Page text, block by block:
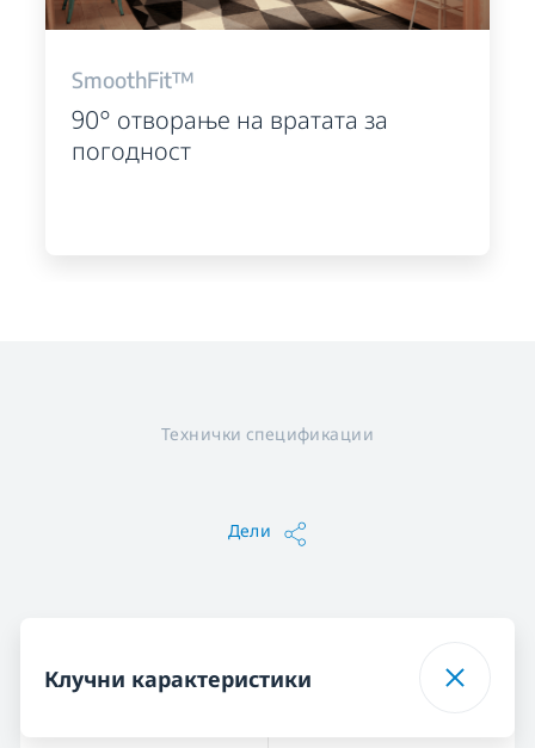
SmoothFit™
90° отворање на вратата за
погодност
Технички спецификации
Дели
Клучни карактеристики